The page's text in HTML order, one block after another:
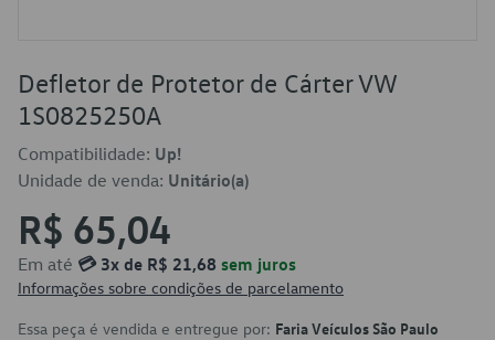
Defletor de Protetor de Cárter VW
1S0825250A
Compatibilidade: Up!
Unidade de venda: Unitário(a)
R$ 65,04
Em até 💳 3x de R$ 21,68 sem juros
Informações sobre condições de parcelamento
Essa peça é vendida e entregue por: Faria Veículos São Paulo